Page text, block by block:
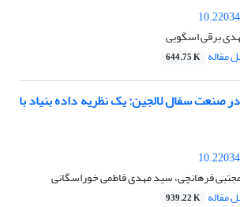
برقی اسگویی
مقاله 644.75 K
صنعت سفال لالجین: یک نظریه داده بنیاد با
فرهانچی، سید مهدی فاطمی خوراسگانی
مقاله 939.22 K